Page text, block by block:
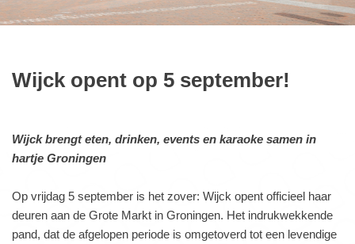
Wijck opent op 5 september!
Wijck brengt eten, drinken, events en karaoke samen in
hartje Groningen
Op vrijdag 5 september is het zover: Wijck opent officieel haar
deuren aan de Grote Markt in Groningen. Het indrukwekkende
pand, dat de afgelopen periode is omgetoverd tot een levendige